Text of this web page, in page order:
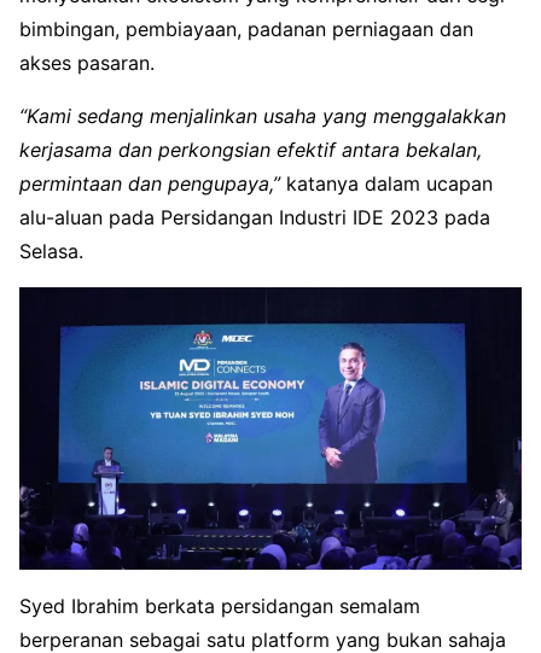
bimbingan, pembiayaan, padanan perniagaan dan
akses pasaran.
“Kami sedang menjalinkan usaha yang menggalakkan
kerjasama dan perkongsian efektif antara bekalan,
permintaan dan pengupaya,”katanya dalam ucapan
alu-aluan pada Persidangan Industri IDE 2023 pada
Selasa.
Syed Ibrahim berkata persidangan semalam
berperanan sebagai satu platform yang bukan sahaja